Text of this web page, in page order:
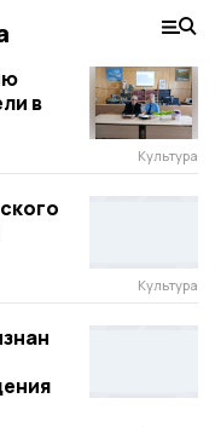
в
Культура
Культура